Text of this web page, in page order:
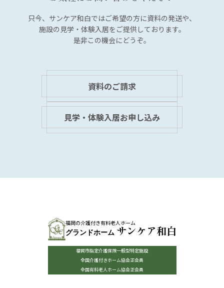
只今、サンケア和白ではご希望の方に資料の発送や、
施設の見学・体験入居をご提供しております。
是非この機会にどうぞ。
資料のご請求
見学・体験入居お申し込み
福岡の介護付き有料老人ホーム
グランドホーム サンケア和白
福岡市指定介護保険一般型特定施設
全国介護付きホーム協会正会員
全国有料老人ホーム協会正会員